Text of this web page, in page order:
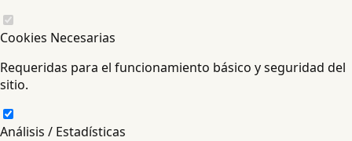
Cookies Necesarias
Requeridas para el funcionamiento básico y seguridad del
sitio.
Análisis / Estadísticas